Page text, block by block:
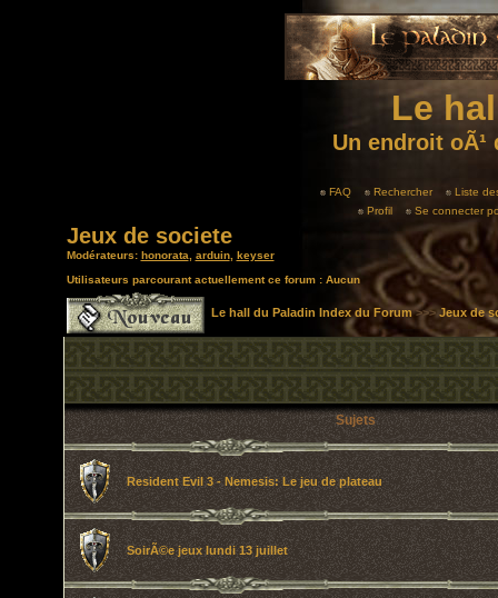
Le
Un endroit
FAQ Rechercher
Liste
Profil
Se connecter
Jeux de societe
Modérateurs: honorata arduin, keyser
Utilisateurs parcourant actuellement ce forum : Aucun
Le hall du Paladin Index du Forum>>> Jeux de
Sujets
Resident Evil 3 - Nemesis: Le jeu de plateau
SoirÃ©e jeux lundi 13 juillet